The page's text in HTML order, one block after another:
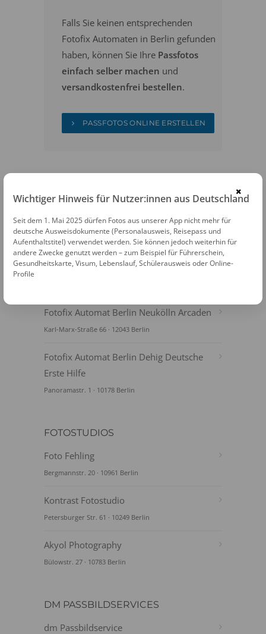
Falls Sie keinen entsprechenden
Fotofix Automaten in Berlin gefunden
haben, können Sie Ihre Passfotos
einfach selber machen und
versandkostenfrei bestellen.
PASSFOTOS ONLINE ERSTELLEN
FOTOAUTOMATEN
Fotofix Automat Berlin U-Bhf
Herrmannplatz
Fotofix Automat Berlin Neukölln Arcaden
Karl-Marx-Straße 66 · 12043 Berlin
Fotofix Automat Berlin Dehig Deutsche
Erste Hilfe
Panoramastr. 1 · 10178 Berlin
FOTOSTUDIOS
Foto Fehling
Bergmannstr. 20 · 10961 Berlin
Kontrast Fotostudio
Petersburger Str. 61 · 10249 Berlin
Akyol Photography
Bülowstr. 27 · 10783 Berlin
DM PASSBILDSERVICES
dm Passbildservice
×
Wichtiger Hinweis für Nutzer:innen aus Deutschland
Seit dem 1. Mai 2025 dürfen Fotos aus unserer App nicht mehr für
deutsche Ausweisdokumente (Personalausweis, Reisepass und
Aufenthaltstitel) verwendet werden. Sie können jedoch weiterhin für
andere Zwecke genutzt werden – zum Beispiel für Führerschein,
Gesundheitskarte, Visum, Lebenslauf, Schülerausweis oder Online-
Profile